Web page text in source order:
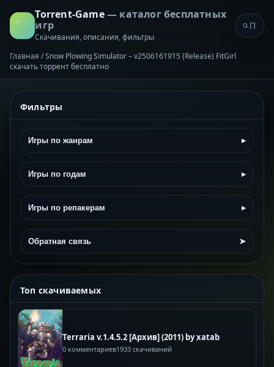
Torrent-Game— каталог бесплатных
игр
Скачивания, описания, фильтры
Главная /Snow Plowing Simulator – v2506161915 (Release) FitGirl
скачать торрент бесплатно
Фильтры
Игры по жанрам ▸
Игры по годам ▸
Игры по репакерам ▸
Обратная связь ➤
Топ скачиваемых
Terraria v.1.4.5.2 [Архив] (2011) by xatab
0 комментариев1933 скачиваний